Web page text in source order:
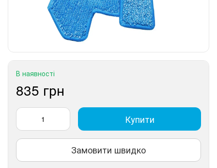
В наявності
835 грн
Купити
Замовити швидко